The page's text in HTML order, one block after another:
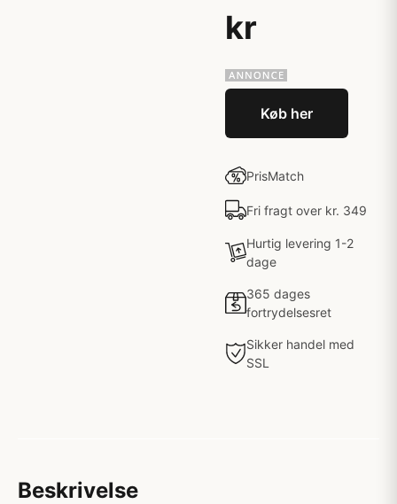
kr
Køb her
PrisMatch
Fri fragt over kr. 349
Hurtig levering 1-2
dage
365 dages
fortrydelsesret
Sikker handel med
SSL
Beskrivelse